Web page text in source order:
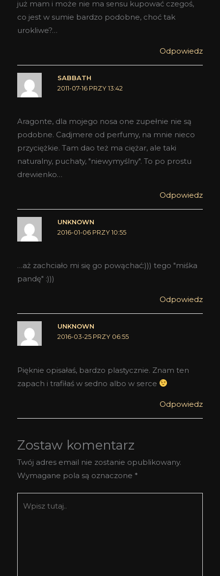
już mam i może nie ma sensu kupować czegoś,
co jest w sumie bardzo podobne, choć tak
urokliwe?…
Odpowiedz
SABBATH
2011-07-16 PRZY 13:42
Aragonte, dla mojego nosa one zupełnie nie są
podobne. Cadjmere od perfumy, na mnie nieco
przyciężkie. Tam dao też ma ciężar, ale taki
naturalny, puchaty, "niewymyślny". To po prostu
drewienko…
Odpowiedz
UNKNOWN
2016-01-06 PRZY 10:55
…aż zachciało mi się go powąchać:))) tego "miśka
pandę" :)))
Odpowiedz
UNKNOWN
2016-03-25 PRZY 06:55
Pięknie opisałaś, bardzo plastycznie. Znam ten
zapach i trafiłaś w sedno albo w serce
Odpowiedz
Zostaw komentarz
Twój adres email nie zostanie opublikowany.
Wymagane pola są oznaczone *
tutaj..